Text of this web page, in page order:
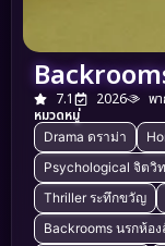
7.1 2026 พ
หมวดหมู่
Drama ดราม่า
Psychological จิตวิ
Thriller ระทึกขวัญ
Backrooms นรกห้อง